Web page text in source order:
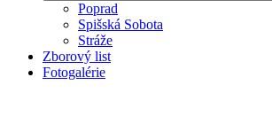
Poprad
Spišská Sobota
Stráže
Zborový list
Fotogalérie